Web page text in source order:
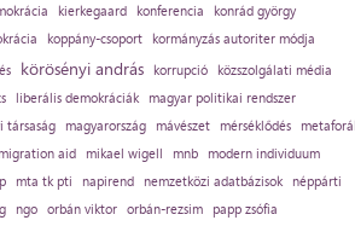
kierkegaard konferencia
konrád györgy
koppány-csoport
kormányzás autoriter módja
körösényi andrás korrupció
közszolgálati média
liberális demokráciák
magyar politikai rendszer
társaság
magyarország mávészet mérséklődés
migration aid mikael wigell mnb
modern individuum
mta tk pti napirend nemzetközi adatbázisok
néppárti
ngo orbán viktor orbán-rezsim
papp zsófia